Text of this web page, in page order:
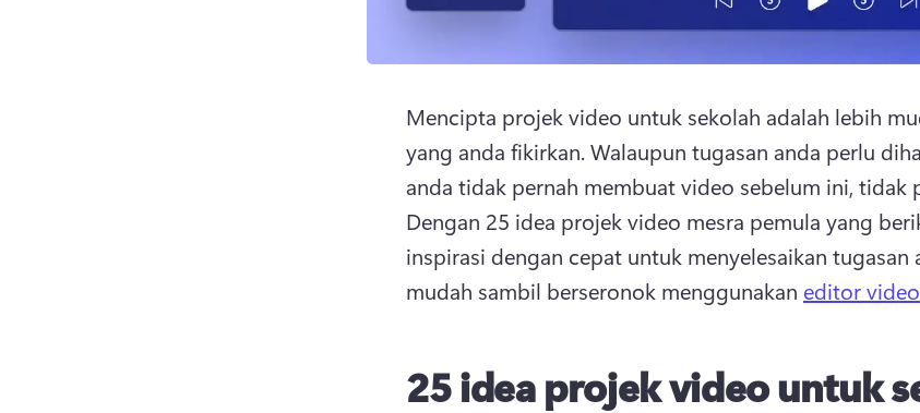
Mencipta projek video untuk sekolah adalah lebih
yang anda fikirkan. Walaupun tugasan anda perlu
Dengan 25 idea projek video mesra pemula yang
inspirasi dengan cepat untuk menyelesaikan tugasan
mudah sambil berseronok menggunakan editor
25 idea projek video untuk